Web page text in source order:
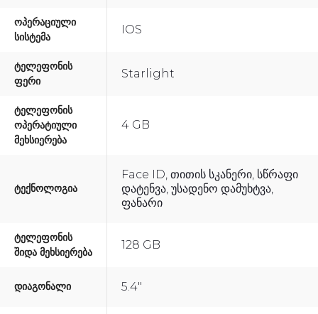
Ოპერაციული
Სისტემა
IOS
Ტელეფონის
Ფერი
Starlight
Ტელეფონის
Ოპერატიული
Მეხსიერება
4 GB
Ტექნოლოგია
Face ID, Თითის Სკანერი, Სწრაფი
Დატენვა, Უსადენო Დამუხტვა,
Ფანარი
Ტელეფონის
Შიდა Მეხსიერება
128 GB
Დიაგონალი 5.4"